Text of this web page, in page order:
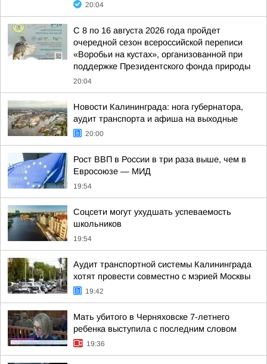
20:04
С 8 по 16 августа 2026 года пройдет
очередной сезон всероссийской переписи
«Воробьи на кустах», организованной при
поддержке Президентского фонда природы
20:04
Новости Калининграда: нога губернатора,
аудит транспорта и афиша на выходные
20:00
Рост ВВП в России в три раза выше, чем в
Евросоюзе — МИД
19:54
Соцсети могут ухудшать успеваемость
школьников
19:54
Аудит транспортной системы Калининграда
хотят провести совместно с мэрией Москвы
19:42
Мать убитого в Черняховске 7-летнего
ребенка выступила с последним словом
19:36